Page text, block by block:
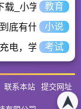
载_小学数学口算
教育
底有什么魅力长
小说
电，学一技之长
考试
联系本站
提交网址